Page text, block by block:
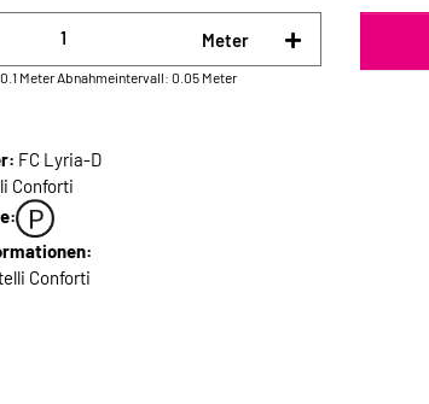
Meter
MeterAbnahmeintervall: 0.05 Meter
FC Lyria-D
Conforti
Conforti